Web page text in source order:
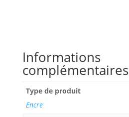
Informations
complémentaires
Type de produit
Encre